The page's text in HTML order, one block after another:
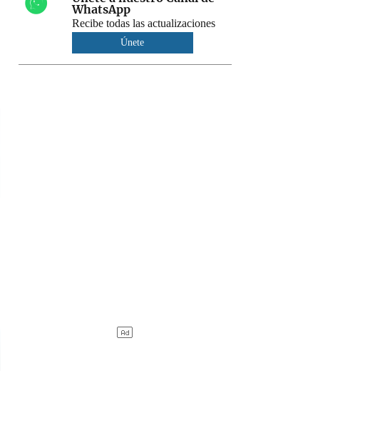
WhatsApp
Recibe todas las actualizaciones
Únete